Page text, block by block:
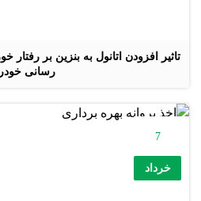
تاثیر افزودن اتانول به بنزین بر
رسانی
7
خرداد